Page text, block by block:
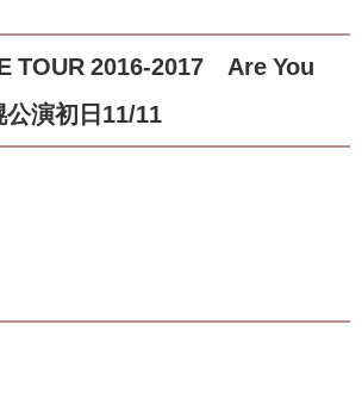
TOUR 2016-2017 Are You
演初日11/11